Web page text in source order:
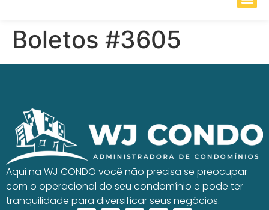
Boletos #3605
Aqui na WJ CONDO você não precisa se preocupar
com o operacional do seu condomínio e pode ter
tranquilidade para diversificar seus negócios.